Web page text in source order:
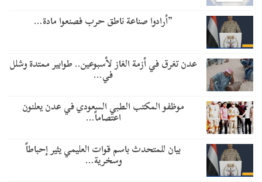
​”أرادوا صناعة ناطق حرب فصنعوا مادة…
عدن تغرق في أزمة الغاز لأسبوعين.. طوابير ممتدة وشلل
في…
موظفو المكتب الطبي السعودي في عدن يعلنون
اعتصاماً…
بيان للمتحدث باسم قوات العليمي يثير إحباطاً
وسخرية…